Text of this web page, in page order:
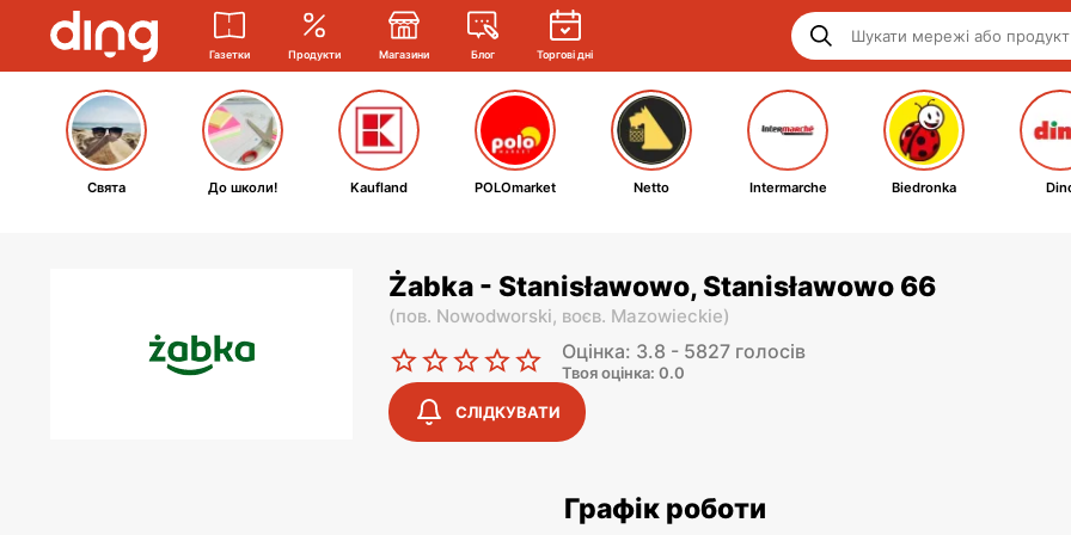
Газетки Продукти Магазини Блог Торгові дні
Свята До школи! Kaufland POLOmarket Netto Intermarche Biedronka
Żabka - Stanisławowo, Stanisławowo 66
(пов. Nowodworski, воєв. Mazowieckie)
Оцінка: 3.8 - 5827 голосів
Твоя оцінка: 0.0
СЛІДКУВАТИ
Графік роботи